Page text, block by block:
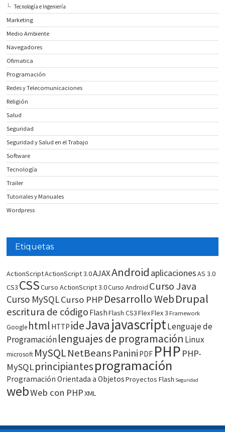
Tecnología e Ingeniería
Marketing
Medio Ambiente
Navegadores
Ofimatica
Programación
Redes y Telecomunicaciones
Religión
Salud
Seguridad
Seguridad y Salud en el Trabajo
Software
Tecnología
Trailer
Tutoriales y Manuales
Wordpress
Etiquetas
ActionScriptActionScript 3.0AJAXAndroid aplicacionesAS 3.0
CS3 CSSCurso ActionScript 3.0Curso Android Curso Java
Curso MySQLCurso PHP Desarrollo WebDrupal
escritura de código FlashFlash CS3FlexFlex 3 Framework
Google html HTTP ideJavajavascriptLenguaje de
Programaciónlenguajes de programación Linux
microsoft MySQLNetBeans Panini PDF PHP PHP-
MySQLprincipiantesprogramación
Programación Orientada a ObjetosProyectos Flash Seguridad
webWeb con PHPXML